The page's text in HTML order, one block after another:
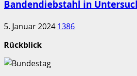
Bandendiebstahl in
5. Januar 2024 1386
Rückblick